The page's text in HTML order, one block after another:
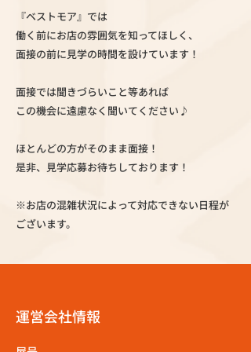
『ベストモア』では
働く前にお店の雰囲気を知ってほしく、
面接の前に見学の時間を設けています！
面接では聞きづらいこと等あれば
この機会に遠慮なく聞いてください♪
ほとんどの方がそのまま面接！
是非、見学応募お待ちしております！
※お店の混雑状況によって対応できない日程が
ございます。
運営会社情報